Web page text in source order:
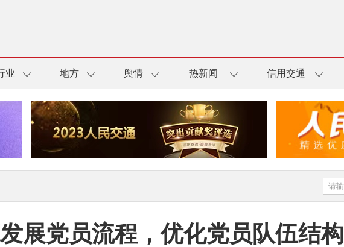
业 地方 舆情 热新闻 信用交通
展党员流程，优化党员队伍结构